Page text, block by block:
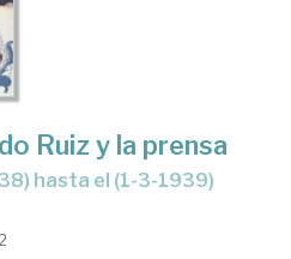
Ruiz y la prensa
hasta el (1-3-1939)